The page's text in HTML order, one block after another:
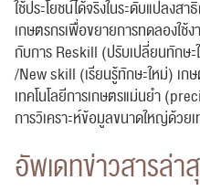
ใช้ประโยชน์ได้จริงในระดับแปลง
เกษตรกรเพื่อขยายการทดลองใช้
กับการ Reskill (ปรับเปลี่ยนทักษ
/New skill (เรียนรู้ทักษะใหม่) เกษ
เทคโนโลยีการเกษตรแม่นยำ
การวิเคราะห์ข้อมูลขนาดใหญ่ด้วย
อัพเดทข่าวสารล่า